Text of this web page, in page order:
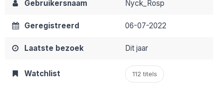
Gebruikersnaam Nyck_Rosp
Geregistreerd 06-07-2022
Laatste bezoek Dit jaar
Watchlist 112 titels